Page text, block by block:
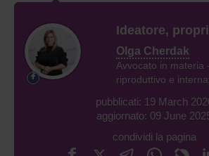
Ideatore,
Olga Cherdak
Avvocato in materia
riproduttivo e
pubblicati: 19 March
aggiornato: 09 June
condividi la pagina